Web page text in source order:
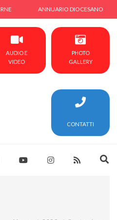
ANNUARIO DIOCESANO
AUDIO E
VIDEO
PHOTO
GALLERY
CONTATTI